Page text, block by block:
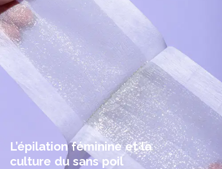
L’épilation féminine et la
culture du sans poil